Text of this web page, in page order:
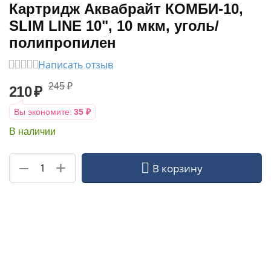
Картридж Аквабрайт КОМБИ-10,
SLIM LINE 10", 10 мкм, уголь/
полипропилен
Написать отзыв
210₽ 245 ₽
Вы экономите: 35 ₽
В наличии
+
− В корзину